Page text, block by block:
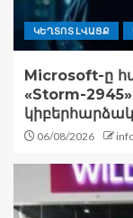
ԿԵՂՏՈՏ ԼՎԱՑՔ
Microsoft-ը
«Storm-
06/08/2026